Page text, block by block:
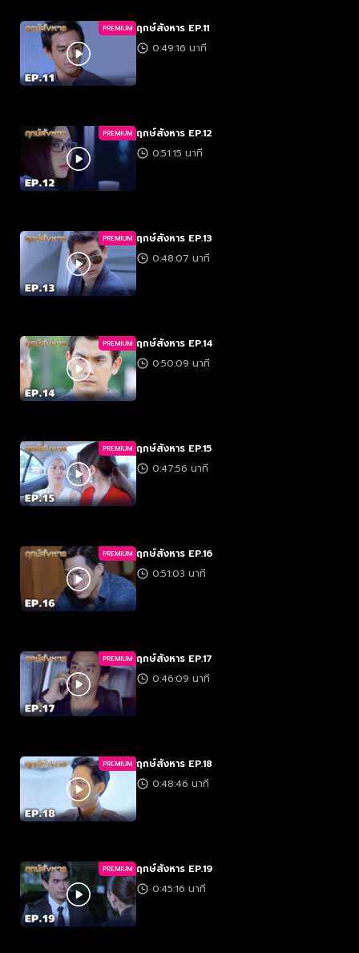
PREMIUM ฤกษ์สังหาร EP.11
0:49:16 นาที
PREMIUM ฤกษ์สังหาร EP.12
0:51:15 นาที
PREMIUM ฤกษ์สังหาร EP.13
0:48:07 นาที
PREMIUM ฤกษ์สังหาร EP.14
0:50:09 นาที
PREMIUM ฤกษ์สังหาร EP.15
0:47:56 นาที
PREMIUM ฤกษ์สังหาร EP.16
0:51:03 นาที
PREMIUM ฤกษ์สังหาร EP.17
0:46:09 นาที
PREMIUM ฤกษ์สังหาร EP.18
0:48:46 นาที
PREMIUM ฤกษ์สังหาร EP.19
0:45:16 นาที